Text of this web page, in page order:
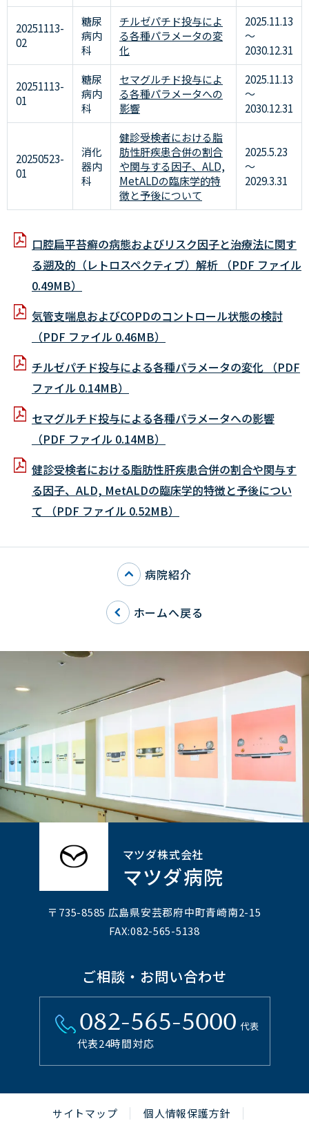
20251113-
02
糖尿
病内
科
チルゼパチド投与によ
る各種パラメータの変
化
2025.11.13
～
2030.12.31
20251113-
01
糖尿
病内
科
セマグルチド投与によ
る各種パラメータへの
影響
2025.11.13
～
2030.12.31
20250523-
01
消化
器内
科
健診受検者における脂
肪性肝疾患合併の割合
や関与する因子、ALD,
MetALDの臨床学的特
徴と予後について
2025.5.23
～
2029.3.31
口腔扁平苔癬の病態およびリスク因子と治療法に関す
る遡及的（レトロスペクティブ）解析 （PDF ファイル
0.49MB）
気管支喘息およびCOPDのコントロール状態の検討
（PDF ファイル 0.46MB）
チルゼパチド投与による各種パラメータの変化 （PDF
ファイル 0.14MB）
セマグルチド投与による各種パラメータへの影響
（PDF ファイル 0.14MB）
健診受検者における脂肪性肝疾患合併の割合や関与す
る因子、ALD, MetALDの臨床学的特徴と予後につい
て （PDF ファイル 0.52MB）
病院紹介
ホームへ戻る
マツダ株式会社
マツダ病院
〒735-8585 広島県安芸郡府中町⻘崎南2-15
FAX:082-565-5138
ご相談・お問い合わせ
082-565-5000 代表
代表24時間対応
サイトマップ
個人情報保護方針